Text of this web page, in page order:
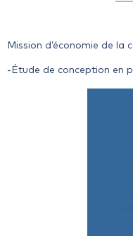
Mission d’économie de la
-Étude de conception en